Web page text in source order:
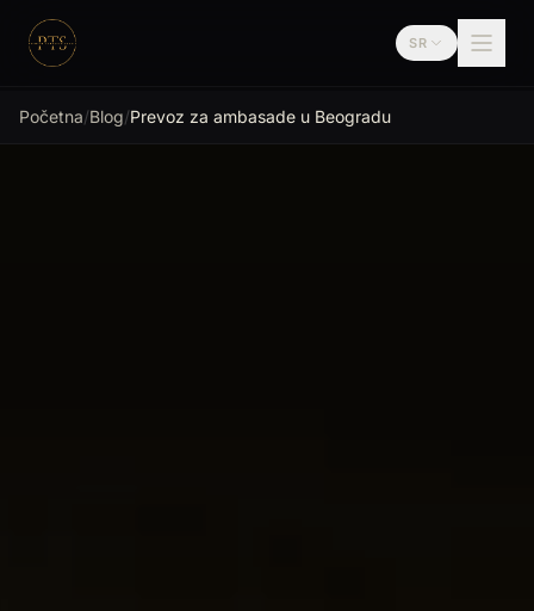
Preskoči na sadržaj
Premium Transfer
SR
Početna/Blog/Prevoz za ambasade u Beogradu